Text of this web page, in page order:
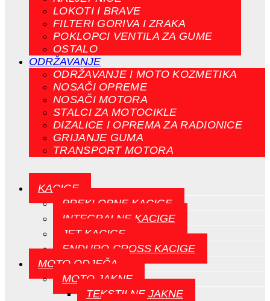
LOKOTI I BRAVE
FILTERI GORIVA I ZRAKA
POKLOPCI VENTILA ZA GUME
OSTALO
ODRŽAVANJE
ODRŽAVANJE I MOTO KOZMETIKA
NOSAČI OPREME
NOSAČI MOTORA
STALCI ZA MOTOCIKLE
DIZALICE I OPREMA ZA RADIONICE
GRIJANJE GUMA
TRANSPORT MOTORA
KACIGE
PREKLOPNE KACIGE
INTEGRALNE KACIGE
JET KACIGE
ENDURO-CROSS KACIGE
MOTO ODJEČA
MOTO JAKNE
TEKSTILNE JAKNE